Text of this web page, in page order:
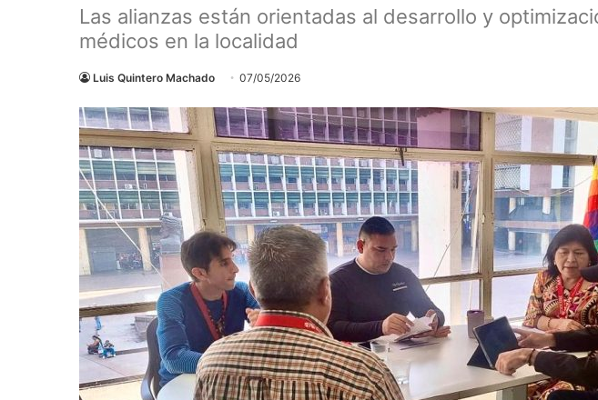
Las alianzas están orientadas al desarrollo y
médicos en la localidad
Luis Quintero Machado 07/05/2026